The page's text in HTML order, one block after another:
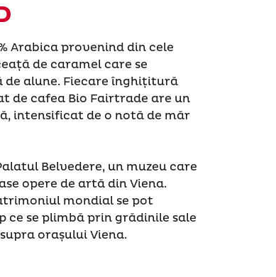
Arabica provenind din cele
de caramel care se
alune. Fiecare înghițitură
de cafea Bio Fairtrade are un
intensificat de o notă de măr
Belvedere, un muzeu care
opere de artă din Viena.
mondial se pot
se plimbă prin grădinile sale
orașului Viena.